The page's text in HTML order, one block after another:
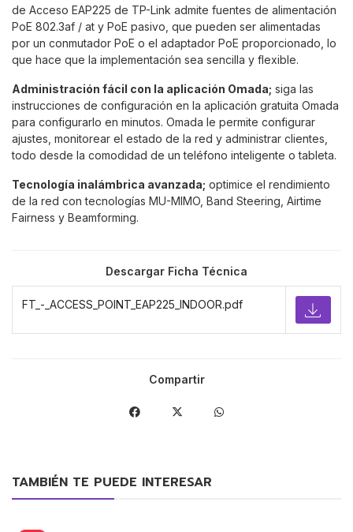
de Acceso EAP225 de TP-Link admite fuentes de alimentación
PoE 802.3af / at y PoE pasivo, que pueden ser alimentadas
por un conmutador PoE o el adaptador PoE proporcionado, lo
que hace que la implementación sea sencilla y flexible.
Administración fácil con la aplicación Omada; siga las
instrucciones de configuración en la aplicación gratuita Omada
para configurarlo en minutos. Omada le permite configurar
ajustes, monitorear el estado de la red y administrar clientes,
todo desde la comodidad de un teléfono inteligente o tableta.
Tecnología inalámbrica avanzada; optimice el rendimiento
de la red con tecnologías MU-MIMO, Band Steering, Airtime
Fairness y Beamforming.
Descargar Ficha Técnica
FT_-_ACCESS_POINT_EAP225_INDOOR.pdf
Compartir
TAMBIÉN TE PUEDE INTERESAR